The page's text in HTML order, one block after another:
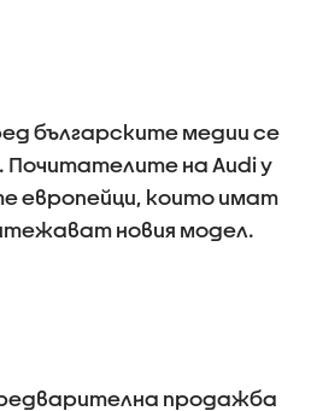
българските медии се
. Почитателите на Audi у
европейци, които имат
новия модел.
продажба